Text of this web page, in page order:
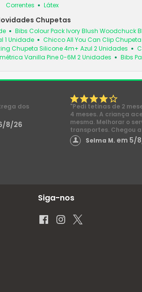
Correntes Látex
Chupetas
Bibs Colour Pack Ivory Blush Woodchuck
1 Unidade
Chicco All You Can Clip
Chupeta Silicone 4m+ Azul 2 Unidades
Vanilla Pine 0-6M 2 Unidades Bibs
dos
8/26
"Pedi tetinas de 2
4 meses. A criança
mesma. Melhorar o
transportes. Chegou
Selma M.em 5/
Siga-nos